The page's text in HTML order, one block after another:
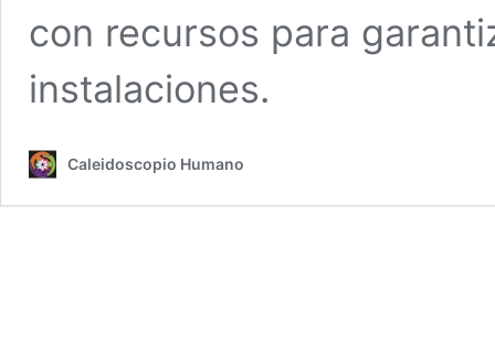
con recursos para
instalaciones.
Caleidoscopio Humano